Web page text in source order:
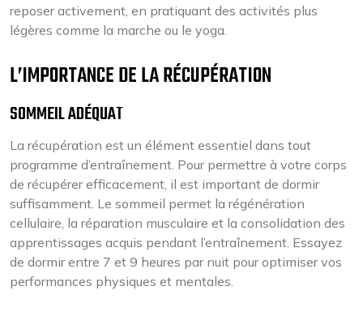
reposer activement, en pratiquant des activités plus
légères comme la marche ou le yoga.
L’IMPORTANCE DE LA RÉCUPÉRATION
SOMMEIL ADÉQUAT
La récupération est un élément essentiel dans tout
programme d’entraînement. Pour permettre à votre corps
de récupérer efficacement, il est important de dormir
suffisamment. Le sommeil permet la régénération
cellulaire, la réparation musculaire et la consolidation des
apprentissages acquis pendant l’entraînement. Essayez
de dormir entre 7 et 9 heures par nuit pour optimiser vos
performances physiques et mentales.